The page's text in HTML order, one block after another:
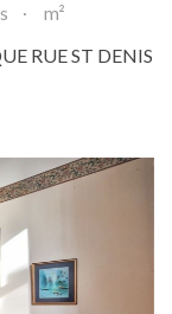
m²
RUE ST DENIS